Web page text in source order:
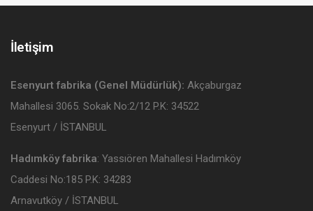
İletişim
Esenyurt fabrika (Genel Müdürlük): Akçaburgaz
Mahallesi 3065. Sokak No:2/12 P.K: 34522
Esenyurt / İSTANBUL
Hadımköy fabrika: Yassıören Mahallesi Hadımköy
Caddesi No:185 P.K: 34283
Arnavutköy / İSTANBUL